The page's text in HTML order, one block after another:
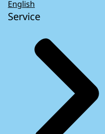
English
Service